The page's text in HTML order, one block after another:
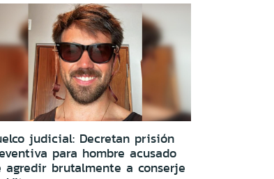
judicial: Decretan prisión
para hombre acusado
agredir brutalmente a conserje